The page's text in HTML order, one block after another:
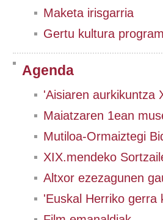
Maketa irisgarria
Gertu kultura
Agenda
'Aisiaren aurkikuntza
Maiatzaren 1ean
Mutiloa-Ormaiztegi
XIX.mendeko
Altxor ezezagunen
'Euskal Herriko gerra